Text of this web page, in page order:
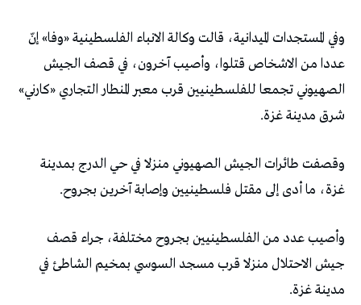
وفي المستجدات الميدانية، قالت وكالة الانباء الفلسطينية «وفا» إنّ
عددا من الاشخاص قتلوا، وأصيب آخرون، في قصف الجيش
الصهيوني تجمعا للفلسطينيين قرب معبر المنطار التجاري «كارني»
شرق مدينة غزة.
وقصفت طائرات الجيش الصهيوني منزلا في حي الدرج بمدينة
غزة، ما أدى إلى مقتل فلسطينيين وإصابة آخرين بجروح.
وأصيب عدد من الفلسطينيين بجروح مختلفة، جراء قصف
جيش الاحتلال منزلا قرب مسجد السوسي بمخيم الشاطئ في
مدينة غزة.